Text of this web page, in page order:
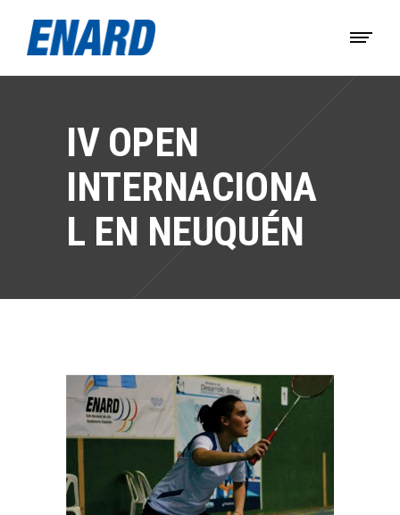
IV OPEN
INTERNACIONA
L EN NEUQUÉN